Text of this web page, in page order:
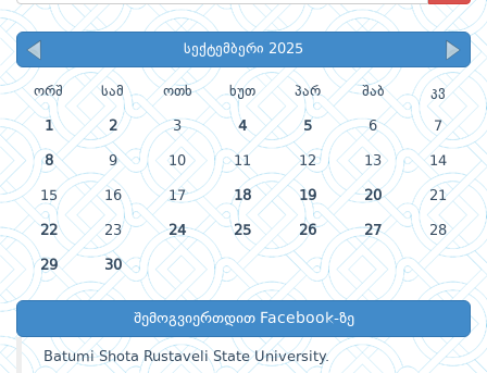
სექტემბერი 2025
ორშ სამ ოთხ ხუთ პარ შაბ კვ
1 2 3 4 5 6 7
8 9 10 11 12 13 14
15 16 17 18 19 20 21
22 23 24 25 26 27 28
29 30
შემოგვიერთდით Facebook-ზე
Batumi Shota Rustaveli State University.